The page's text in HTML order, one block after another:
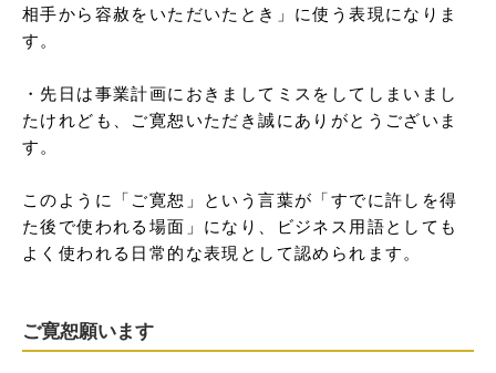
相手から容赦をいただいたとき」に使う表現になりま
す。
・先日は事業計画におきましてミスをしてしまいまし
たけれども、ご寛恕いただき誠にありがとうございま
す。
このように「ご寛恕」という言葉が「すでに許しを得
た後で使われる場面」になり、ビジネス用語としても
よく使われる日常的な表現として認められます。
ご寛恕願います